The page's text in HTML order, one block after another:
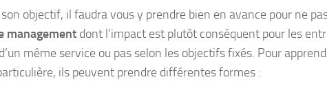
objectif, il faudra vous y prendre bien en avance pour ne
management dont l’impact est plutôt conséquent pour les
même service ou pas selon les objectifs fixés. Pour
ils peuvent prendre différentes formes :